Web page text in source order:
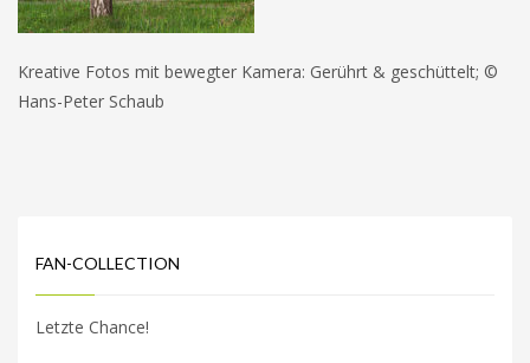
Kreative Fotos mit bewegter Kamera: Gerührt & geschüttelt; ©
Hans-Peter Schaub
FAN-COLLECTION
Letzte Chance!